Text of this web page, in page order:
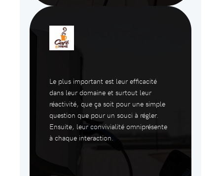
Le plus important est leur efficacité
dans leur domaine et surtout leur
réactivité, que ça soit pour une simple
question que pour un souci à régler.
Ensuite, leur convivialité omniprésente
à chaque interaction.